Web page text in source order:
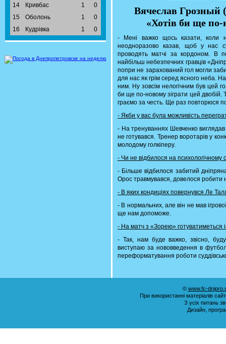
14
Кривбас 1
0
15
Оболонь 1
0
16
Кудрівка 1 0
Вячеслав Грозный
«Хотів би ще по-
- Мені важко щось казати, коли
неодноразово казав, щоб у нас
проводять матчі за кордоном. В
найбільш небезпечних гравців
попри не зарахований гол могли
для нас як грім серед ясного неба.
ним. Ну зовсім нелогічним був цей
би ще по-новому зіграти цей двобій.
граємо за честь. Ще раз повторюся
- Якби у вас була можливість
- На тренуваннях Шевченко
не готувався. Тренер воротарів у
молодому голкіперу.
- Чи не відбилося на психологічному
- Більше відбилося забитий
Орос травмувався, довелося робити
- В яких кондиціях повернувся Ле
- В нормальних, але він не мав
ще нам допоможе.
- На матч з «Зорею» готуватиметься
- Так, нам буде важко, звісно,
виступаю за нововведення в
переформатування роботи
© www.fc-
При використанні матеріалів
З усіх питань
Дизайн,